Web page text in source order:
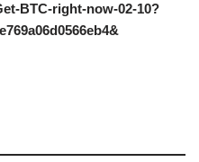
BTC-right-now-02-10?